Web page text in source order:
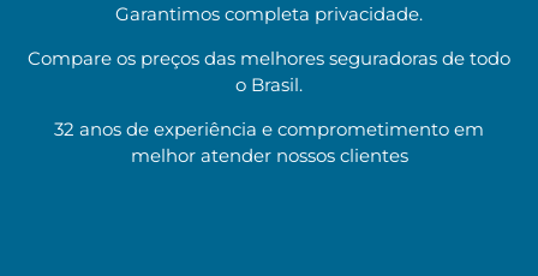
Garantimos completa privacidade.
Compare os preços das melhores seguradoras de todo
o Brasil.
32 anos de experiência e comprometimento em
melhor atender nossos clientes